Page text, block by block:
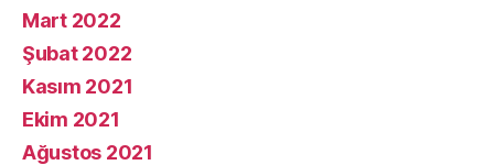
Mart 2022
Şubat 2022
Kasım 2021
Ekim 2021
Ağustos 2021